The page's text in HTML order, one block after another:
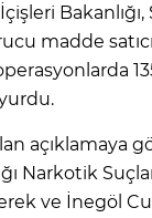
İçişleri Bakanlığı,
madde
açıklamaya
Narkotik
ve İnegöl